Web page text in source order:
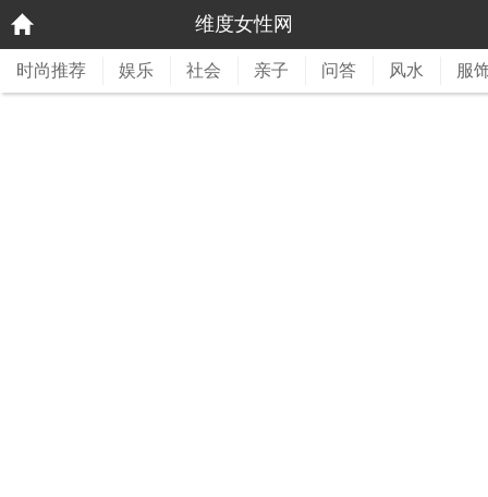
维度女性网
时尚推荐 娱乐 社会 亲子 问答 风水 服